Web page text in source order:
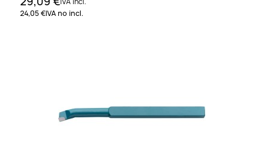
24,05 €IVA no incl.